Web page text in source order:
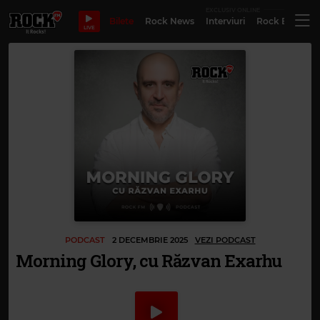
LIVE
Bilete Rock News Interviuri Rock
PODCAST 2 DECEMBRIE 2025 VEZI PODCAST
Morning Glory, cu Răzvan Exarhu